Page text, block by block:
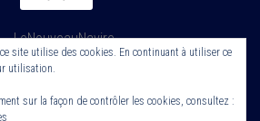
Navire. Tout droit Réservé. Edité par
Cornerstone ROS
site utilise des cookies. En continuant à utiliser ce
utilisation.
sur la façon de contrôler les cookies, consultez :